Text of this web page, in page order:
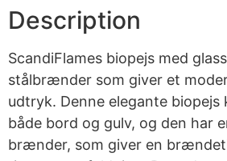
Description
ScandiFlames biopejs med
stålbrænder som giver et
udtryk. Denne elegante biopejs
både bord og gulv, og den har
brænder, som giver en